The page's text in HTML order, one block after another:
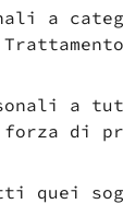
a
a
di
quei